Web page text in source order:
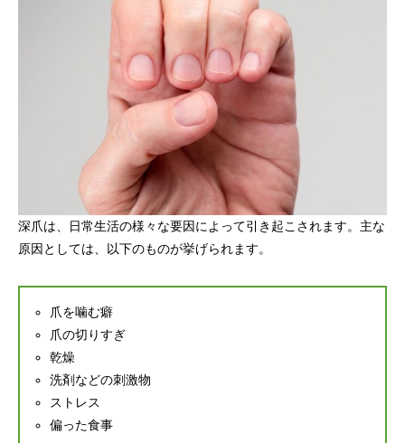
深爪は、日常生活の様々な要因によって引き起こされます。主な
原因としては、以下のものが挙げられます。
爪を噛む癖
爪の切りすぎ
乾燥
洗剤などの刺激物
ストレス
偏った食事